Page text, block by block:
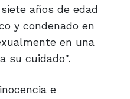
años de edad
y condenado en
en una
su cuidado".
e